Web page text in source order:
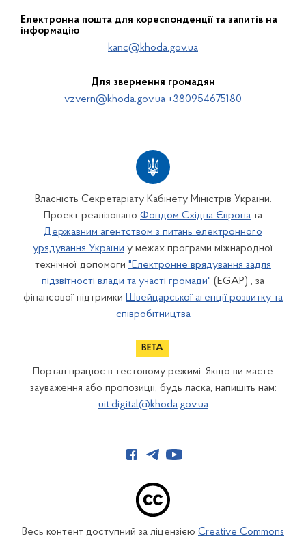
Електронна пошта для кореспонденції та запитів на
інформацію
kanc@khoda.gov.ua
Для звернення громадян
vzvern@khoda.gov.ua +380954675180
Власність Секретаріату Кабінету Міністрів України.
Проект реалізовано Фондом Східна Європа та
Державним агентством з питань електронного
урядування України у межах програми міжнародної
технічної допомоги "Електронне врядування задля
підзвітності влади та участі громади" (EGAP) , за
фінансової підтримки Швейцарської агенції розвитку та
співробітництва
Портал працює в тестовому режимі. Якщо ви маєте
зауваження або пропозиції, будь ласка, напишіть нам:
uit.digital@khoda.gov.ua
Весь контент доступний за ліцензією Creative Commons